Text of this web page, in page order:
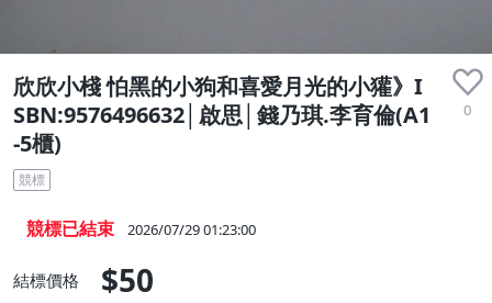
欣欣小棧 怕黑的小狗和喜愛月光的小獾》I
SBN:9576496632│啟思│錢乃琪.李育倫(A1
-5櫃)
0
競標
競標已結束 2026/07/29 01:23:00
結標價格 $50